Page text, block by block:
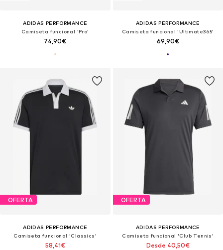
ADIDAS PERFORMANCE
Camiseta funcional 'Pro'
74,90€
ADIDAS PERFORMANCE
Camiseta funcional 'Ultimate365'
69,90€
OFERTA
ADIDAS PERFORMANCE
Camiseta funcional 'Classics'
58,41€
OFERTA
ADIDAS PERFORMANCE
Camiseta funcional 'Club Tennis'
Desde 40,50€